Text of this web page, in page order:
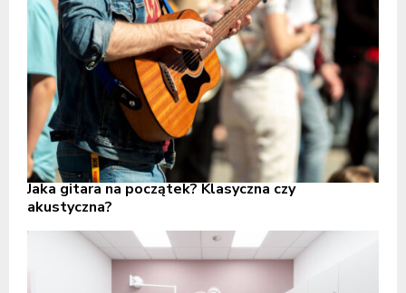
Jaka gitara na początek? Klasyczna czy
akustyczna?